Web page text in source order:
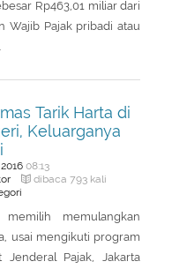
Rp463,01 miliar dari
Wajib Pajak pribadi atau
Tarik Harta di
Keluarganya
201608:13
dibaca 793 kali
memulangkan
usai mengikuti program
Pajak, Jakarta